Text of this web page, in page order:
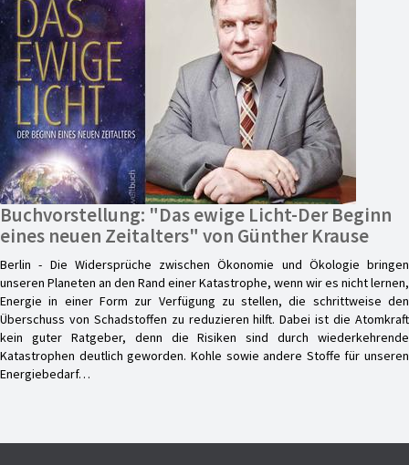
Buchvorstellung: "Das ewige Licht-Der Beginn
eines neuen Zeitalters" von Günther Krause
Berlin - Die Widersprüche zwischen Ökonomie und Ökologie bringen
unseren Planeten an den Rand einer Katastrophe, wenn wir es nicht lernen,
Energie in einer Form zur Verfügung zu stellen, die schrittweise den
Überschuss von Schadstoffen zu reduzieren hilft. Dabei ist die Atomkraft
kein guter Ratgeber, denn die Risiken sind durch wiederkehrende
Katastrophen deutlich geworden. Kohle sowie andere Stoffe für unseren
Energiebedarf…